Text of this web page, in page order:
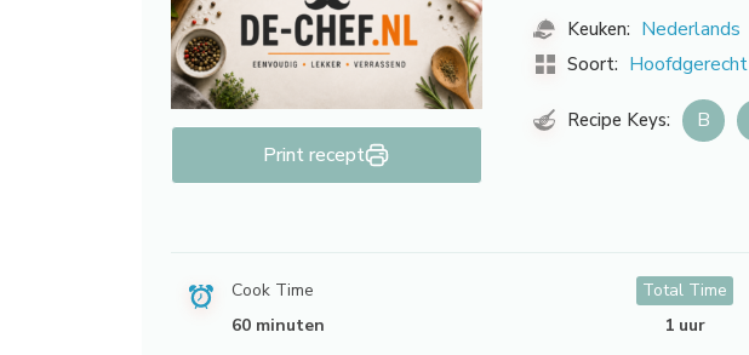
Print recept
Keuken: Nederlands
Soort: Hoofdgerecht
Recipe Keys: B
Cook Time
60 minuten
Total Time
1 uur